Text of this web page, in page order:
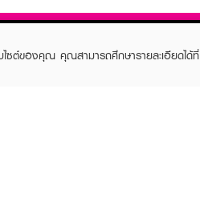
ไซต์ของคุณ คุณสามารถศึกษารายละเอียดได้ที่